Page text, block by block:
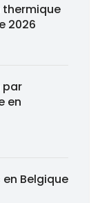
thermique
2026
par
en
Belgique